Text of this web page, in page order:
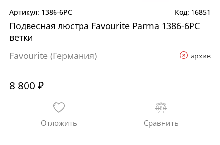
1386-6PC 16851
Подвесная люстра Favourite Parma 1386-6PC
ветки
Favourite (Германия)
архив
8 800 ₽